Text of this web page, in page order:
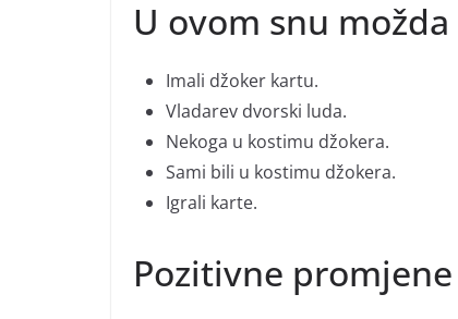
U ovom snu možda
Imali džoker kartu.
Vladarev dvorski luda.
Nekoga u kostimu džokera.
Sami bili u kostimu džokera.
Igrali karte.
Pozitivne